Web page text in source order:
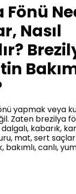
Fönü
Nasıl
yapmak veya
Zaten brezilya
kabarık,
mat, sert
bakımlı, canlı,